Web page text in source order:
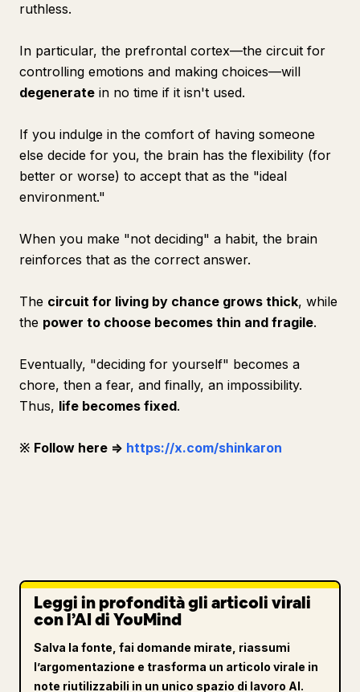
ruthless.
In particular, the prefrontal cortex—the circuit for
controlling emotions and making choices—will
degenerate in no time if it isn't used.
If you indulge in the comfort of having someone
else decide for you, the brain has the flexibility (for
better or worse) to accept that as the "ideal
environment."
When you make "not deciding" a habit, the brain
reinforces that as the correct answer.
The circuit for living by chance grows thick, while
the power to choose becomes thin and fragile.
Eventually, "deciding for yourself" becomes a
chore, then a fear, and finally, an impossibility.
Thus, life becomes fixed.
※ Follow here ⇒ https://x.com/shinkaron
Leggi in profondità gli articoli virali
con l’AI di YouMind
Salva la fonte, fai domande mirate, riassumi
l’argomentazione e trasforma un articolo virale in
note riutilizzabili in un unico spazio di lavoro AI.